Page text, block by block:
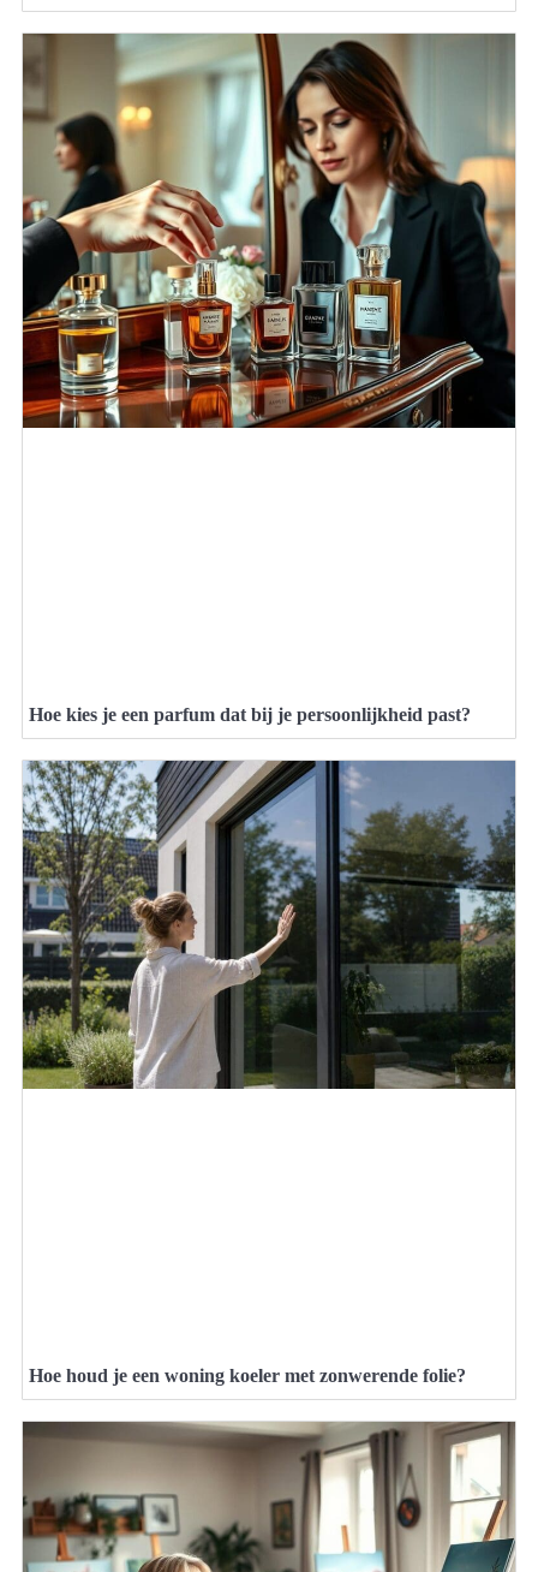
Hoe kies je een parfum dat bij je persoonlijkheid past?
Hoe houd je een woning koeler met zonwerende folie?